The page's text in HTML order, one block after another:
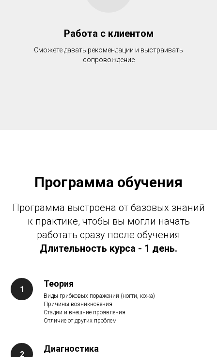
Работа с клиентом
Сможете давать рекомендации и выстраивать
сопровождение
Программа обучения
Программа выстроена от базовых знаний
к практике, чтобы вы могли начать
работать сразу после обучения
Длительность курса - 1 день.
Теория
Виды грибковых поражений (ногти, кожа)
Причины возникновения
Стадии и внешние проявления
Отличие от других проблем
Диагностика